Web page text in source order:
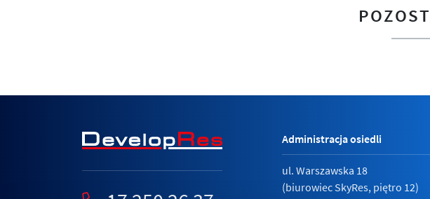
Administracja osiedli
ul. Warszawska 18
(biurowiec SkyRes, piętro 12)